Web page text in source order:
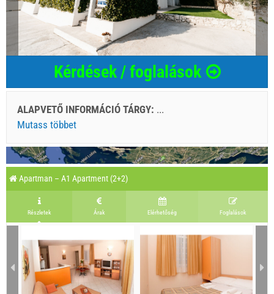
Kérdések / foglalások
ALAPVETŐ INFORMÁCIÓ TÁRGY: ...
Mutass többet
Apartman – A1 Apartment (2+2)
Részletek Árak Elérhetőség Foglalások